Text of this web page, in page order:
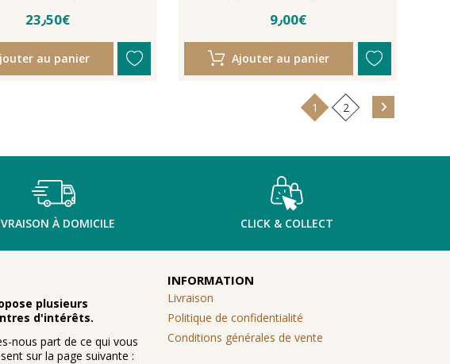
23٫50€
au panier
9٫00€
Ajouter au panier
1 2
À DOMICILE CLICK & COLLECT
plusieurs
d'intérêts.
nous part de ce qui vous
sur la page suivante :
INFORMATION
Livraison
Politique de confidentialité
Conditions générales de vente